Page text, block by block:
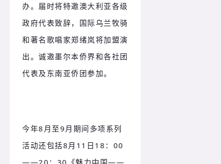
办。 届时将特邀澳大利亚各级
政府代表致辞，国际乌兰牧骑
和著名歌唱家郑绪岚将加盟演
出。 诚邀墨尔本侨界和各社团
代表及东南亚侨团参加。
今年8月至9月期间多项系列
活动还包括8月11日18： 00